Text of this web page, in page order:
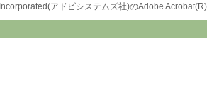
Incorporated(アドビシステムズ社)のAdobe